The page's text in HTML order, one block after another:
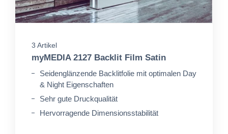
3 Artikel
myMEDIA 2127 Backlit Film Satin
Seidenglänzende Backlitfolie mit optimalen Day
& Night Eigenschaften
Sehr gute Druckqualität
Hervorragende Dimensionsstabilität